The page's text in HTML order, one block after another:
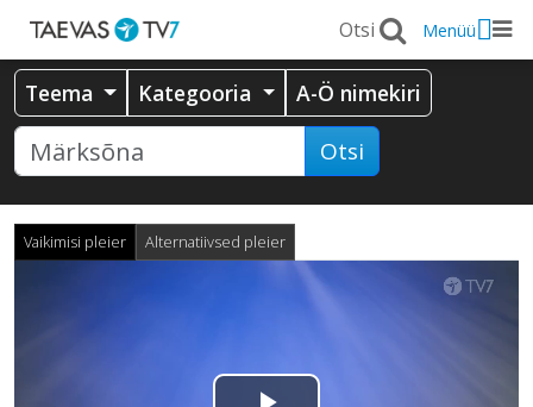
Menüü
Teema Kategooria A-Ö nimekiri
Otsi
Vaikimisi pleier Alternatiivsed pleier